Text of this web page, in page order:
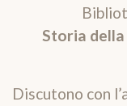
Storia
Discutono con